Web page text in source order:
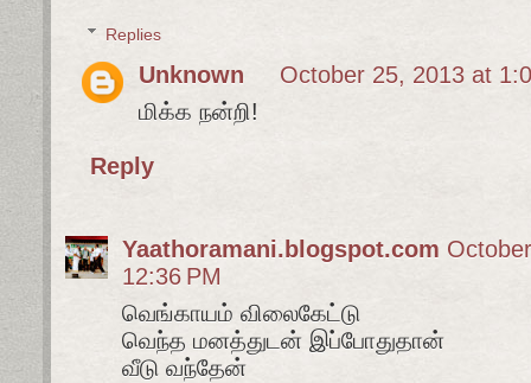
Replies
Unknown
October 25, 2013 at
மிக்க நன்றி!
Reply
Yaathoramani.blogspot.com
12:36 PM
வெங்காயம் விலைகேட்டு
வெந்த மனத்துடன் இப்போதுதான்
வீடு வந்தேன்